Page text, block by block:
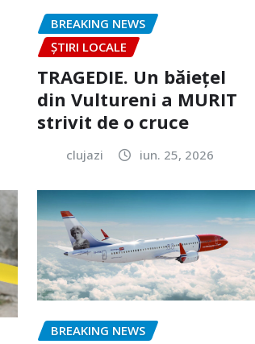
BREAKING NEWS
ȘTIRI LOCALE
TRAGEDIE. Un băiețel
din Vultureni a MURIT
strivit de o cruce
clujazi iun. 25, 2026
BREAKING NEWS